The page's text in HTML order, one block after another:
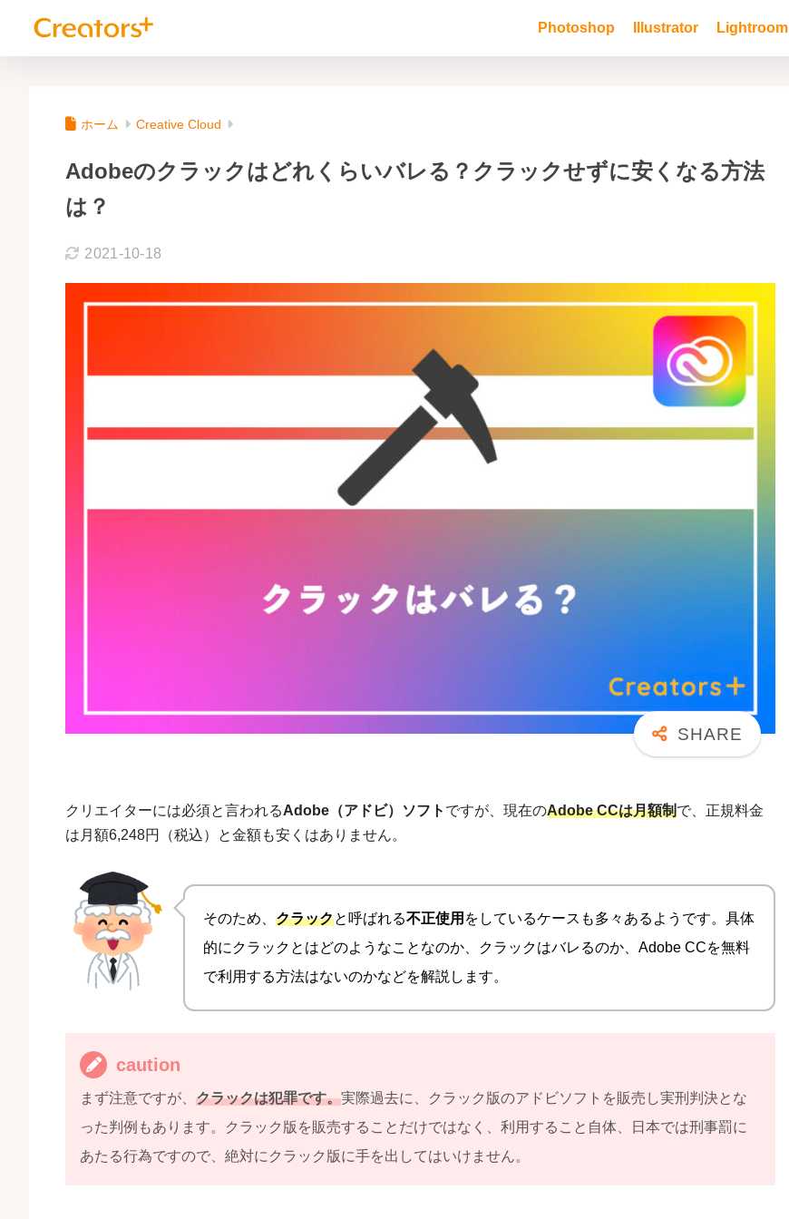
Photoshop Illustrator Lightroom
ホーム Creative Cloud
Adobeのクラックはどれくらいバレる？クラックせずに安くなる方法
は？
2021-10-18
クリエイターには必須と言われるAdobe（アドビ）ソフト ですが、現在のAdobe CCは月額制で、正規料金
は月額6,248円（税込）と金額も安くはありません。
そのため、 クラックと呼ばれる不正使用 をしているケースも多々あるようです。具体
的にクラックとはどのようなことなのか、クラックはバレるのか、Adobe CCを無料
で利用する方法はないのかなどを解説します。
caution
まず注意ですが、クラックは犯罪です。実際過去に、クラック版のアドビソフトを販売し実刑判決とな
った判例もあります。クラック版を販売することだけではなく、利用すること自体、日本では刑事罰に
あたる行為ですので、絶対にクラック版に手を出してはいけません。